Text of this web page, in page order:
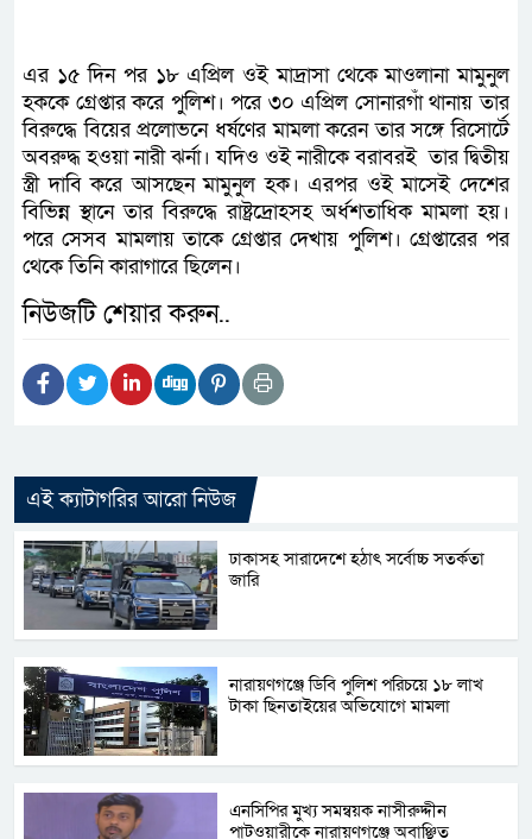
এর ১৫ দিন পর ১৮ এপ্রিল ওই মাদ্রাসা থেকে মাওলানা মামুনুল
হককে গ্রেপ্তার করে পুলিশ। পরে ৩০ এপ্রিল সোনারগাঁ থানায় তার
বিরুদ্ধে বিয়ের প্রলোভনে ধর্ষণের মামলা করেন তার সঙ্গে রিসোর্টে
অবরুদ্ধ হওয়া নারী ঝর্না। যদিও ওই নারীকে বরাবরই তার দ্বিতীয়
স্ত্রী দাবি করে আসছেন মামুনুল হক। এরপর ওই মাসেই দেশের
বিভিন্ন স্থানে তার বিরুদ্ধে রাষ্ট্রদ্রোহসহ অর্ধশতাধিক মামলা হয়।
পরে সেসব মামলায় তাকে গ্রেপ্তার দেখায় পুলিশ। গ্রেপ্তারের পর
থেকে তিনি কারাগারে ছিলেন।
নিউজটি শেয়ার করুন..
এই ক্যাটাগরির আরো নিউজ
ঢাকাসহ সারাদেশে হঠাৎ সর্বোচ্চ সতর্কতা
জা‌রি
নারায়ণগঞ্জে ডিবি পুলিশ পরিচয়ে ১৮ লাখ
টাকা ছিনতাইয়ের অভিযোগে মামলা
এনসিপির মুখ্য সমন্বয়ক নাসীরুদ্দীন
পাটওয়ারীকে নারায়ণগঞ্জে অবাঞ্ছিত